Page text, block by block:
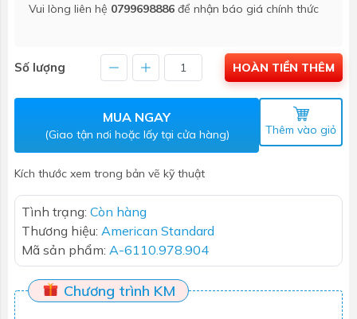
Vui lòng liên hệ 0799698886 để nhận báo giá chính thức
Số lượng HOÀN TIỀN THÊM
MUA NGAY
(Giao tận nơi hoặc lấy tại cửa hàng) Thêm vào giỏ
Kích thước xem trong bản vẽ kỹ thuật
Tình trạng: Còn hàng
Thương hiệu: American Standard
Mã sản phẩm: A-6110.978.904
Chương trình KM